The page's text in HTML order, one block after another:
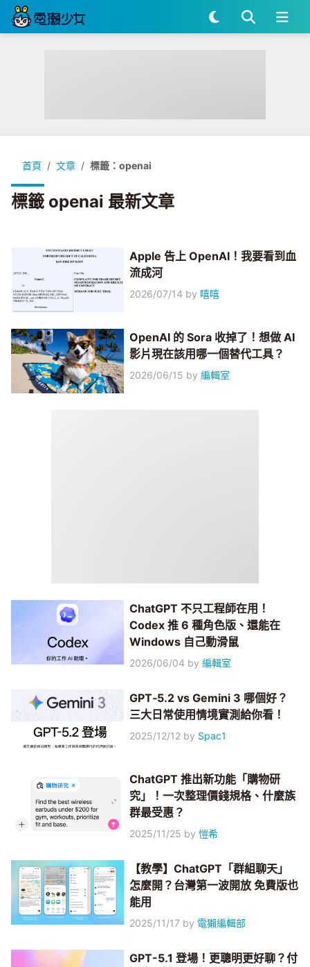
首頁 文章 標籤：openai
標籤 openai 最新文章
Apple 告上 OpenAI！我要看到血
流成河
2026/07/14 by 嘻嘻
OpenAI 的 Sora 收掉了！想做 AI
影片現在該用哪一個替代工具？
2026/06/15 by編輯室
ChatGPT 不只工程師在用！
Codex 推 6 種角色版、還能在
Windows 自己動滑鼠
2026/06/04 by編輯室
GPT‑5.2 vs Gemini 3 哪個好？
三大日常使用情境實測給你看！
2025/12/12 by Spac1
ChatGPT 推出新功能「購物研
究」！一次整理價錢規格、什麼族
群最受惠？
2025/11/25 by愷希
【教學】ChatGPT「群組聊天」
怎麼開？台灣第一波開放 免費版也
能用
2025/11/17 by 電獺編輯部
GPT-5.1 登場！更聰明更好聊？付